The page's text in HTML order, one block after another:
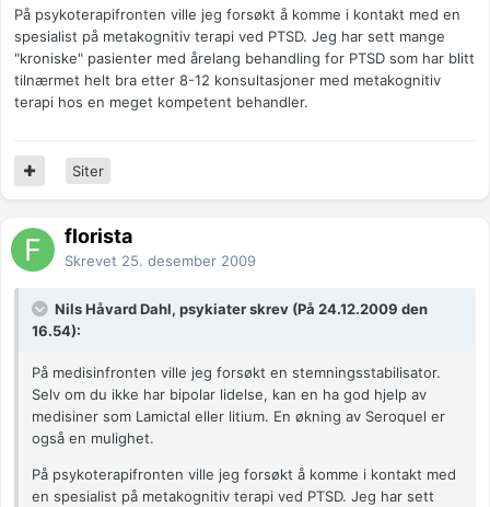
På psykoterapifronten ville jeg forsøkt å komme i kontakt med en
spesialist på metakognitiv terapi ved PTSD. Jeg har sett mange
"kroniske" pasienter med årelang behandling for PTSD som har blitt
tilnærmet helt bra etter 8-12 konsultasjoner med metakognitiv
terapi hos en meget kompetent behandler.
Siter
florista
Skrevet 25. desember 2009
Nils Håvard Dahl, psykiater skrev (På 24.12.2009 den
16.54):
På medisinfronten ville jeg forsøkt en stemningsstabilisator.
Selv om du ikke har bipolar lidelse, kan en ha god hjelp av
medisiner som Lamictal eller litium. En økning av Seroquel er
også en mulighet.
På psykoterapifronten ville jeg forsøkt å komme i kontakt med
en spesialist på metakognitiv terapi ved PTSD. Jeg har sett